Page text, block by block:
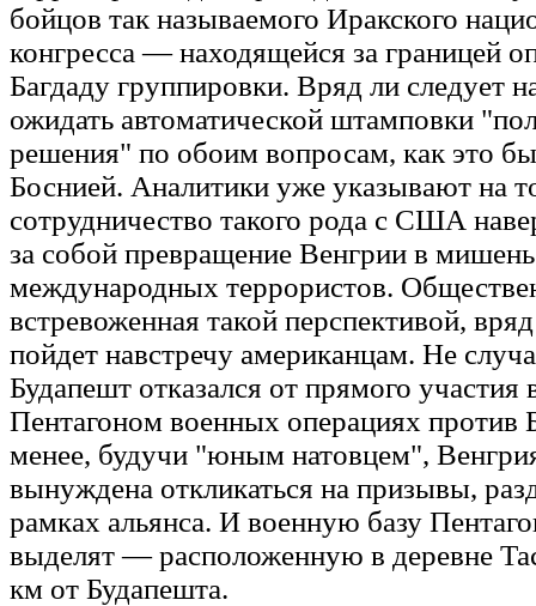
бойцов так называемого Иракского
конгресса — находящейся за границей
Багдаду группировки. Вряд ли следует
ожидать автоматической штамповки
решения" по обоим вопросам, как это
Боснией. Аналитики уже указывают на
сотрудничество такого рода с США
за собой превращение Венгрии в мишень
международных террористов.
встревоженная такой перспективой,
пойдет навстречу американцам. Не
Будапешт отказался от прямого
Пентагоном военных операциях против
менее, будучи "юным натовцем",
вынуждена откликаться на призывы,
рамках альянса. И военную базу
выделят — расположенную в деревне
км от Будапешта.